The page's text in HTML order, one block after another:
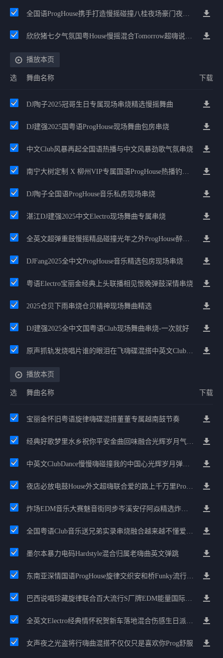
全国语ProgHouse携手打造慢摇碰撞八桂夜场豪门夜宴气氛小串
欣欣猪七夕气氛国粤House慢摇混合Tomorrow超嗨说唱英文House气氛
播放本页
选 舞曲名称 下载
DJ陶子2025冠哥生日专属现场串烧精选慢摇舞曲
DJ建强2025国粤语ProgHouse现场舞曲包房串烧
中文Club风暴再起全国语热播与中文风暴劲歌气氛串烧
南宁大树定制 X 柳州VIP专属国语ProgHouse热播钓鱼热舞串烧
DJ陶子全国语ProgHouse音乐私房现场串烧
湛江DJ建强2025中文Electro现场舞曲专属串烧
全英文超弹重鼓慢摇精品碰撞光年之外ProgHouse醉美抒情节奏
DJFang2025全中文ProgHouse音乐精选包房现场串烧
粤语Electro宝丽金经典上头联播相见恨晚弹鼓深情串烧
2025仓贝下雨串烧仓贝精神现场舞曲精选
DJ建强2025全中文国粤语Club现场舞曲串烧-一次就好
原声抓轨发烧唱片谁的眼泪在飞嗨碟混搭中英文Club音乐经典回味卡音慢摇
播放本页
选 舞曲名称 下载
宝丽金怀旧粤语旋律嗨碟混搭董董专属越南鼓节奏
经典好歌梦里水乡祝你平安金曲回味融合光辉岁月气氛中文兄弟串烧
中英文ClubDance慢慢嗨碰撞我的中国心光辉岁月弹鼓车载
夜店必放电鼓House外文超嗨联合爱的路上千万里Prog包房漫步上头
炸场EDM音乐大赛魅音街同步岑溪安仔阿焱精选炸场歌路串烧
全国粤语Club音乐送兄弟实录串烧融合越来越不懂爱的哲学遗憾专辑
墨尔本暴力电码Hardstyle混合归属老嗨曲英文弹跳
东南亚深情国语ProgHouse旋律交织安和桥Funky流行情怀串烧
巴西说唱珍藏旋律联合百大流行S厂牌EDM能量国际电音串烧
全英文Electro经典情怀祝贺新车落地混合伤感生日派对中文Club串烧
女声夜之光盗将行嗨曲混搭不仅仅只是喜欢你Prog舒服